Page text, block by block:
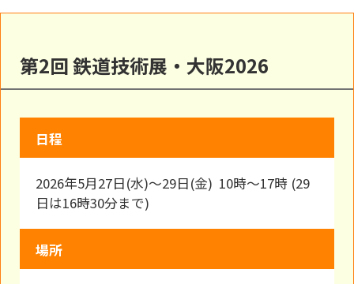
第2回 鉄道技術展・大阪2026
日程
2026年5月27日(水)～29日(金) 10時～17時 (29
日は16時30分まで)
場所